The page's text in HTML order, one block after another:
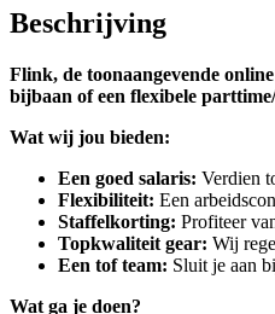
Beschrijving
Flink, de toonaangevende
bijbaan of een flexibele
Wat wij jou bieden:
Een goed salaris: Verdien
Flexibiliteit: Een
Staffelkorting: Profiteer
Topkwaliteit gear: Wij
Een tof team: Sluit je aan
Wat ga je doen?